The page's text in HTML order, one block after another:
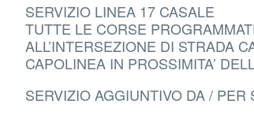
SERVIZIO LINEA 17 CASALE
TUTTE LE CORSE
ALL’INTERSEZIONE DI STRADA
CAPOLINEA IN PROSSIMITA’
SERVIZIO AGGIUNTIVO DA / PER